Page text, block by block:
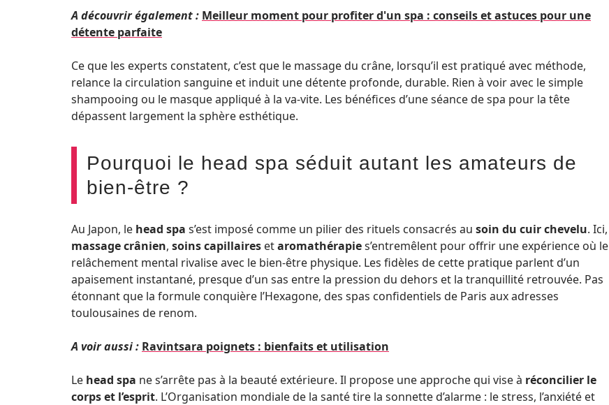
A découvrir également : Meilleur moment pour profiter d'un spa : conseils et astuces pour une
détente parfaite
Ce que les experts constatent, c’est que le massage du crâne, lorsqu’il est pratiqué avec méthode,
relance la circulation sanguine et induit une détente profonde, durable. Rien à voir avec le simple
shampooing ou le masque appliqué à la va-vite. Les bénéfices d’une séance de spa pour la tête
dépassent largement la sphère esthétique.
Pourquoi le head spa séduit autant les amateurs de
bien-être ?
Au Japon, le head spa s’est imposé comme un pilier des rituels consacrés au soin du cuir chevelu. Ici,
massage crânien, soins capillaires etaromathérapies’entremêlent pour offrir une expérience où le
relâchement mental rivalise avec le bien-être physique. Les fidèles de cette pratique parlent d’un
apaisement instantané, presque d’un sas entre la pression du dehors et la tranquillité retrouvée. Pas
étonnant que la formule conquière l’Hexagone, des spas confidentiels de Paris aux adresses
toulousaines de renom.
A voir aussi : Ravintsara poignets : bienfaits et utilisation
Le head spa ne s’arrête pas à la beauté extérieure. Il propose une approche qui vise à réconcilier le
corps et l’esprit. L’Organisation mondiale de la santé tire la sonnette d’alarme : le stress, l’anxiété et